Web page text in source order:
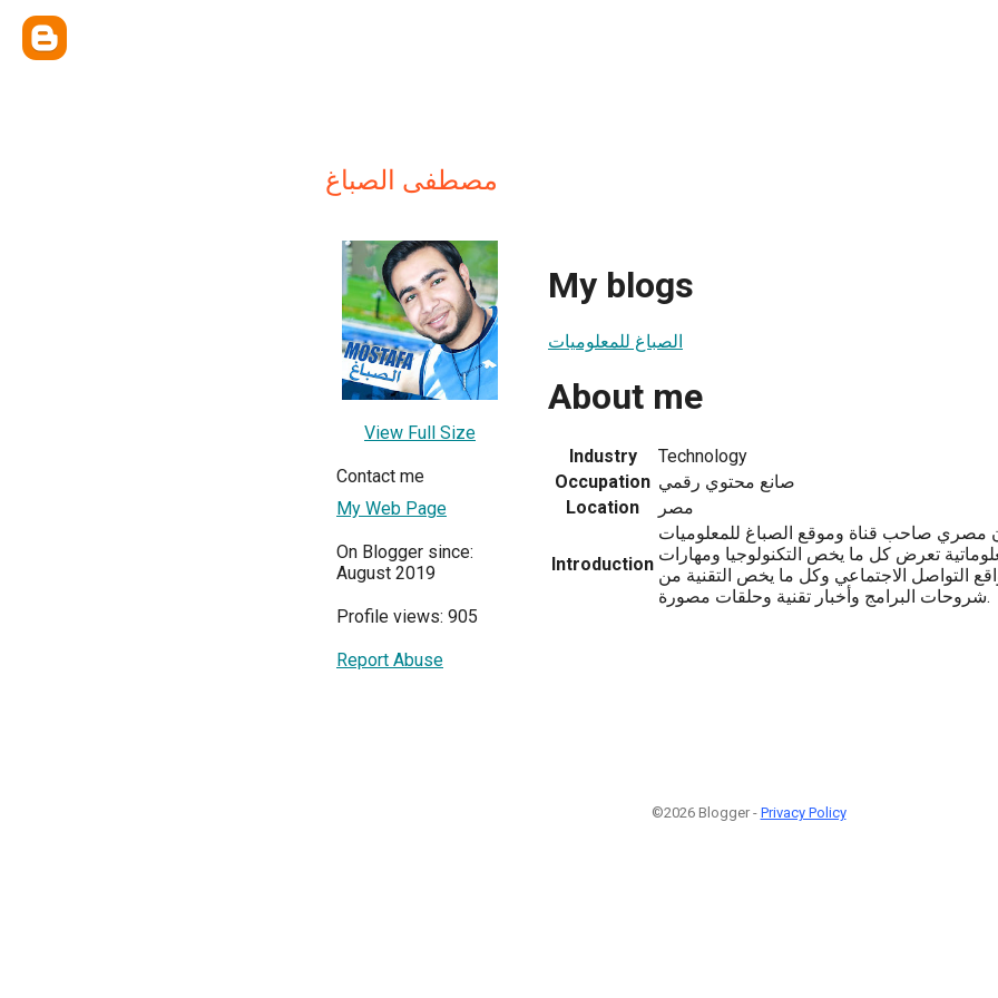
مصطفى الصباغ
View Full Size
Contact me
My Web Page
On Blogger since:
August 2019
Profile views: 905
Report Abuse
My blogs
الصباغ للمعلوميات
About me
Industry
Technology
Occupation صانع محتوي رقمي
Location
مصر
Introduction
صاحب قناة وموقع الصباغ للمعلوميات
تعرض كل ما يخص التكنولوجيا ومهارات
التواصل الاجتماعي وكل ما يخص التقنية من
شروحات البرامج وأخبار تقنية وحلقات مصورة.
©2026 Blogger - Privacy Policy